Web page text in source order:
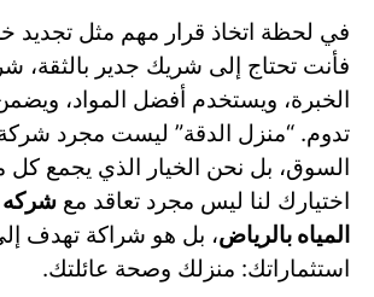
في لحظة اتخاذ قرار مهم مثل تجديد
فأنت تحتاج إلى شريك جدير بالثقة،
الخبرة، ويستخدم أفضل المواد،
تدوم. “منزل الدقة” ليست مجرد
السوق، بل نحن الخيار الذي يجمع كل
اختيارك لنا ليس مجرد تعاقد مع شركه
المياه بالرياض، بل هو شراكة تهدف
استثماراتك: منزلك وصحة عائلتك.